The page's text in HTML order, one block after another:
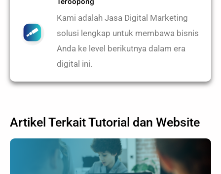
Kami adalah Jasa Digital Marketing
solusi lengkap untuk membawa bisnis
Anda ke level berikutnya dalam era
digital ini.
Artikel TerkaitTutorial dan Website